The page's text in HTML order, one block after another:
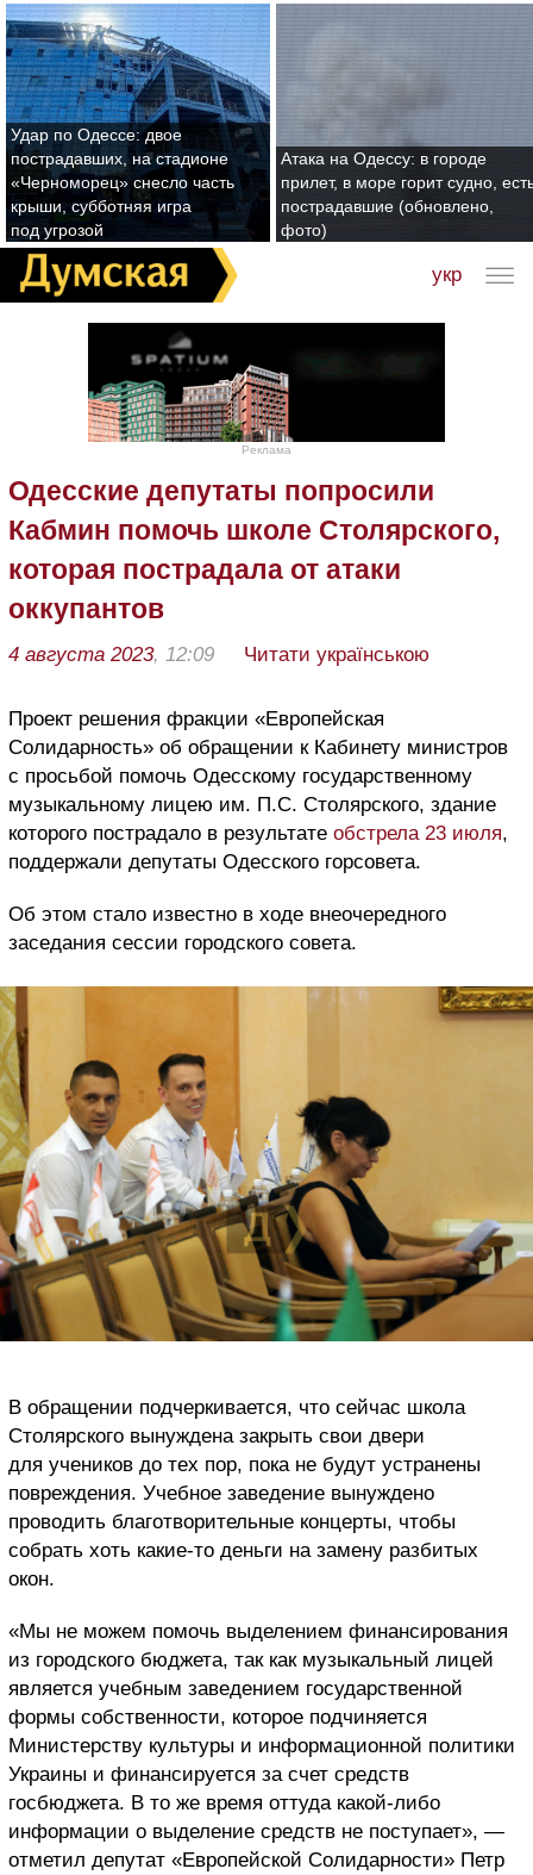
Удар по Одессе: двое
пострадавших, на стадионе
«Черноморец» снесло часть
крыши, субботняя игра
под угрозой
Атака на Одессу: в городе
прилет, в море горит судно,
пострадавшие (обновлено,
фото)
укр
Реклама
Одесские депутаты попросили
Кабмин помочь школе Столярского,
которая пострадала от атаки
оккупантов
4 августа 2023, 12:09 Читати українською
Проект решения фракции «Европейская
Солидарность» об обращении к Кабинету министров
с просьбой помочь Одесскому государственному
музыкальному лицею им. П.С. Столярского, здание
которого пострадало в результате обстрела 23 июля,
поддержали депутаты Одесского горсовета.
Об этом стало известно в ходе внеочередного
заседания сессии городского совета.
В обращении подчеркивается, что сейчас школа
Столярского вынуждена закрыть свои двери
для учеников до тех пор, пока не будут устранены
повреждения. Учебное заведение вынуждено
проводить благотворительные концерты, чтобы
собрать хоть какие-то деньги на замену разбитых
окон.
«Мы не можем помочь выделением финансирования
из городского бюджета, так как музыкальный лицей
является учебным заведением государственной
формы собственности, которое подчиняется
Министерству культуры и информационной политики
Украины и финансируется за счет средств
госбюджета. В то же время оттуда какой-либо
информации о выделение средств не поступает», —
отметил депутат «Европейской Солидарности» Петр